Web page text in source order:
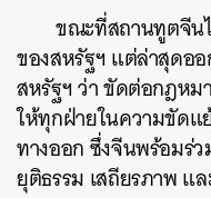
ขณะที่สถานทูตจีน
ของสหรัฐฯ แต่ล่าสุดอ
สหรัฐฯ ว่า ขัดต่อกฎหม
ให้ทุกฝ่ายในความขัดแ
ทางออก ซึ่งจีนพร้อมร่
ยุติธรรม เสถียรภาพ แ